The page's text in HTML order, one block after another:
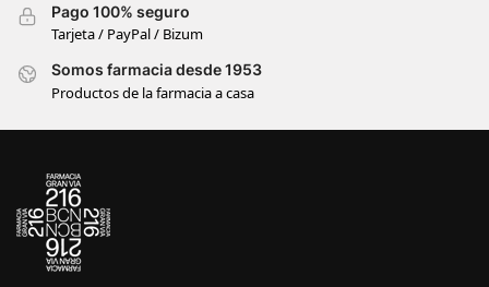
Pago 100% seguro
Tarjeta / PayPal / Bizum
Somos farmacia desde 1953
Productos de la farmacia a casa